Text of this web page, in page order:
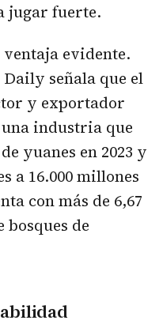
jugar fuerte.
ventaja evidente.
señala que el
y exportador
industria que
yuanes en 2023 y
a 16.000 millones
con más de 6,67
bosques de